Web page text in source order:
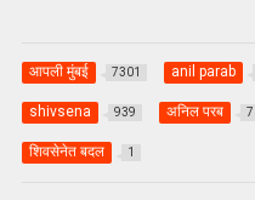
आपली मुंबई 7301 anil parab
shivsena 939 अनिल परब 7
शिवसेनेत बदल 1